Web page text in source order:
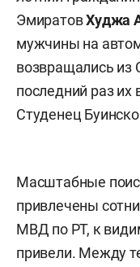
ЭмиратовХуджа
мужчины на
возвращались из
последний раз их
Студенец
Масштабные
привлечены
МВД по РТ, к
привели. Между